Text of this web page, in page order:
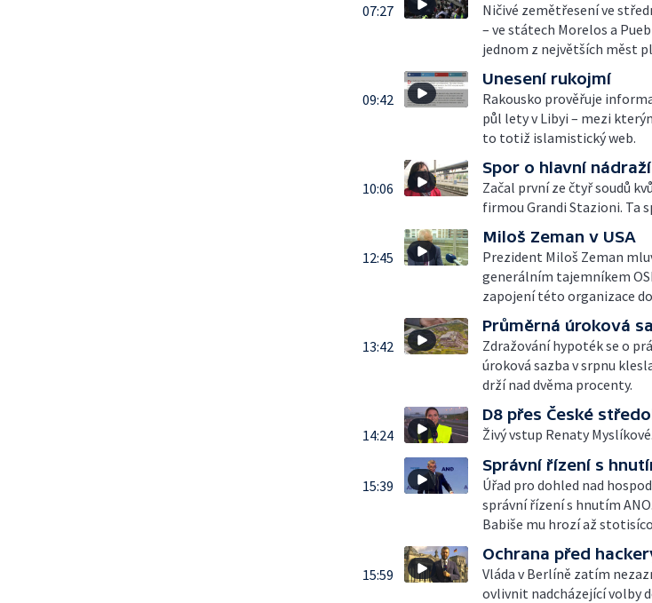
07:27
Ničivé zemětřesení ve
– ve státech Morelos a
jednom z největších měst
09:42
Unesení rukojmí
Rakousko prověřuje
půl lety v Libyi – mezi
to totiž islamistický web.
10:06
Spor o hlavní
Začal první ze čtyř soudů
firmou Grandi Stazioni. Ta
12:45
Miloš Zeman v USA
Prezident Miloš Zeman
generálním tajemníkem
zapojení této organizace
13:42
Průměrná úroková
Zdražování hypoték se o
úroková sazba v srpnu
drží nad dvěma procenty.
14:24
D8 přes České
Živý vstup Renaty Myslíkové.
15:39
Správní řízení s
Úřad pro dohled nad
správní řízení s hnutím
Babiše mu hrozí až
15:59
Ochrana před
Vláda v Berlíně zatím
ovlivnit nadcházející volby